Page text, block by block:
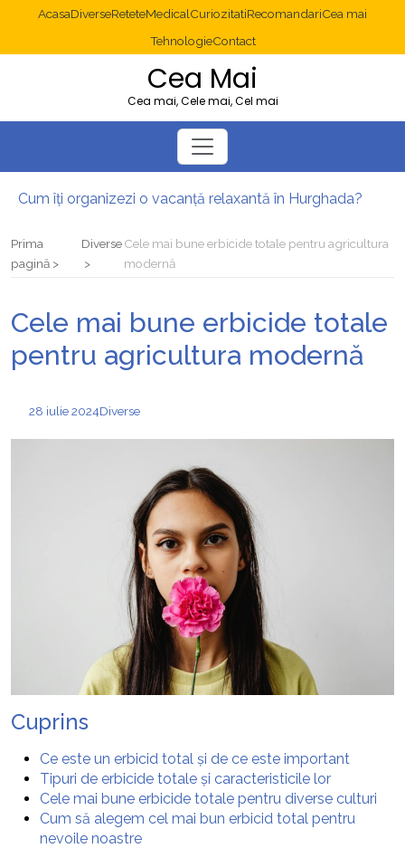
AcasaDiverseReteteMedicalCuriozitatiRecomandariCea mai
TehnologieContact
Cea Mai
Cea mai, Cele mai, Cel mai
Cum îți organizezi o vacanță relaxantă în Hurghada?
Multisite WordPress și Mastodon: cum gestionezi mai multe site-uri
Prima
pagină
DiverseCele mai bune erbicide totale pentru agricultura
modernă
Cele mai bune erbicide totale
pentru agricultura modernă
28 iulie 2024Diverse
Cuprins
Ce este un erbicid total și de ce este important
Tipuri de erbicide totale și caracteristicile lor
Cele mai bune erbicide totale pentru diverse culturi
Cum să alegem cel mai bun erbicid total pentru
nevoile noastre